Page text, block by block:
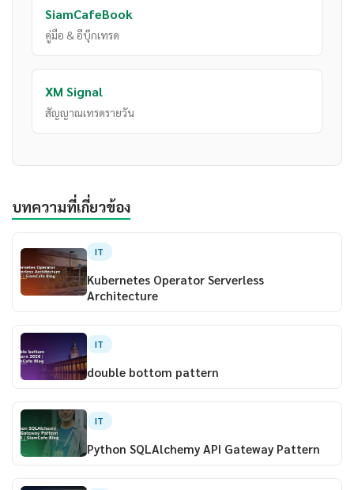
SiamCafeBook
คู่มือ & อีบุ๊กเทรด
XM Signal
สัญญาณเทรดรายวัน
บทความที่เกี่ยวข้อง
IT
Kubernetes Operator Serverless
Architecture
IT
double bottom pattern
IT
Python SQLAlchemy API Gateway Pattern